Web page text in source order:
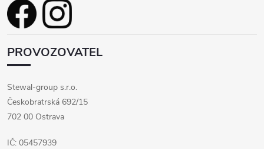
PROVOZOVATEL
Stewal-group s.r.o.
Českobratrská 692/15
702 00 Ostrava
IČ: 05457939